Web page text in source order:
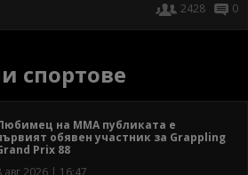
2428
0
спортове
на ММА публиката е
обявен участник за Grappling
Prix 88
авг 2026 | 16:47